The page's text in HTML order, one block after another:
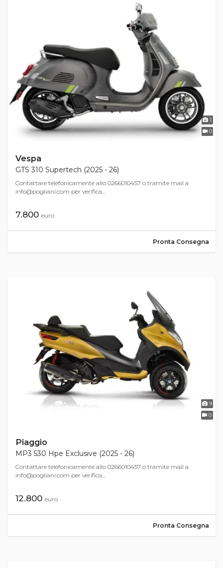
1
0
Vespa
GTS 310 Supertech (2025 - 26)
Contattare telefonicamente allo 0266010457 o tramite mail a
info@pogliani.com per verifica...
7.800 euro
Pronta Consegna
9
0
Piaggio
MP3 530 Hpe Exclusive (2025 - 26)
Contattare telefonicamente allo 0266010457 o tramite mail a
info@pogliani.com per verifica...
12.800 euro
Pronta Consegna